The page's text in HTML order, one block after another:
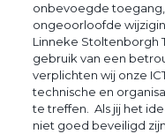
onbevoegde
ongeoorloofde
Linneke Stoltenborgh
gebruik van een
verplichten wij onze
technische en
te treffen.
Als jij het
niet goed beveiligd